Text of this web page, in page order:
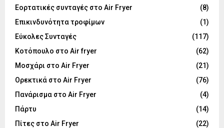
Εορτατικές συνταγές στο Air Fryer
(8)
Επικινδυνότητα τροφίμων
(1)
Εύκολες Συνταγές
(117)
Κοτόπουλο στο Air fryer
(62)
Μοσχάρι στο Air Fryer
(21)
Ορεκτικά στο Air Fryer
(76)
Πανάρισμα στο Air Fryer
(4)
Πάρτυ
(14)
Πίτες στο Air Fryer
(22)